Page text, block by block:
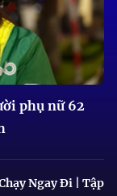
phụ nữ 62
Ngay Đi | Tập